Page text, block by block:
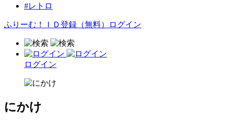
#レトロ
ふりーむ！ＩＤ登録（無料） ログイン
ログイン
にかけ